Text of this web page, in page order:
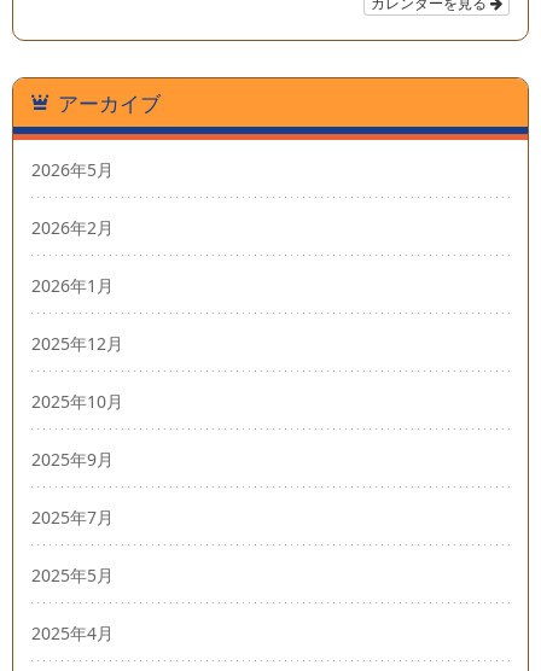
アーカイブ
2026年5月
2026年2月
2026年1月
2025年12月
2025年10月
2025年9月
2025年7月
2025年5月
2025年4月